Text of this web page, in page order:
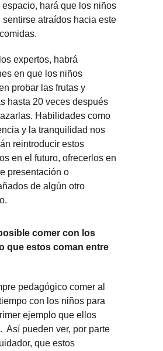
espacio, hará que los niños
sentirse atraídos hacia este
expertos, habrá
en que los niños
probar las frutas y
hasta 20 veces después
Habilidades como
y la tranquilidad nos
reintroducir estos
en el futuro, ofrecerlos en
presentación o
de algún otro
comer con los
que estos coman entre
pedagógico comer al
con los niños para
ejemplo que ellos
Así pueden ver, por parte
que estos